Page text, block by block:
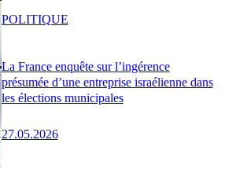
La France enquête sur l’ingérence
présumée d’une entreprise israélienne dans
les élections municipales
27.05.2026
POLITIQUE